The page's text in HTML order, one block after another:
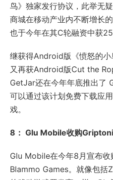
鸟》独家发行协议，此举无
商城在移动产业内不断增长
也于今年在其C轮融资中获
继获得Android版《愤怒的
又再获Android版Cut the
GetJar还在今年年底推出了
可以通过该计划免费下载应
戏。
8： Glu Mobile收购
Glu Mobile在今年8月宣布
Blammo Games。就像包